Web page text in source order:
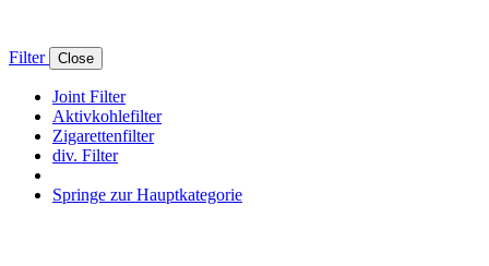
Filter Close
Joint Filter
Aktivkohlefilter
Zigarettenfilter
div. Filter
Springe zur Hauptkategorie